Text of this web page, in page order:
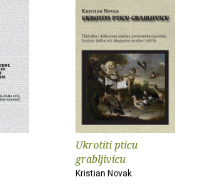
Ukrotiti pticu
grabljivicu
Kristian Novak